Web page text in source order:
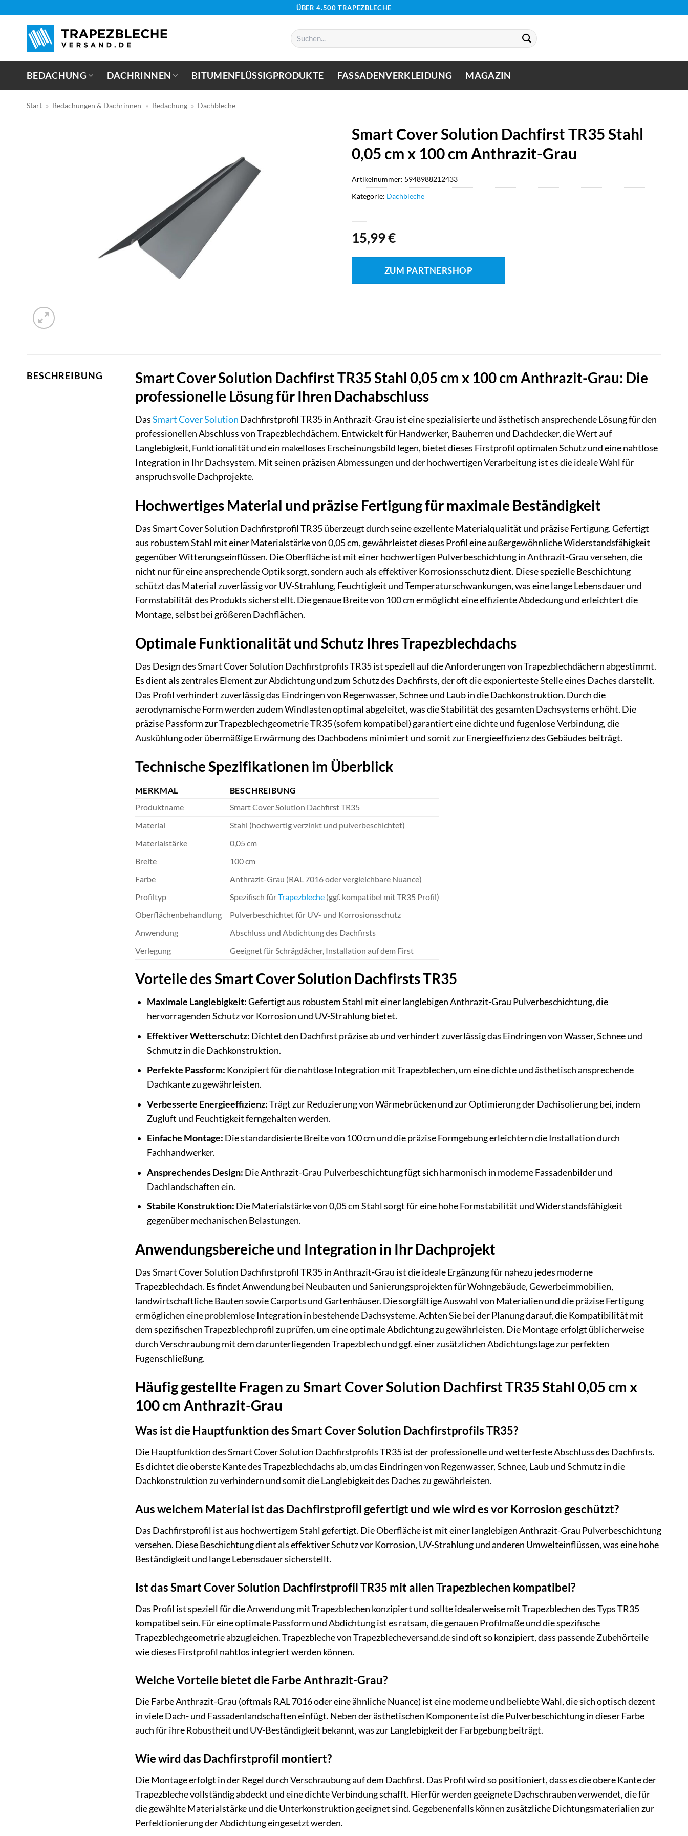
springen
ÜBER 4.500 TRAPEZBLECHE
Suchen
nach:
BEDACHUNG DACHRINNEN BITUMENFLÜSSIGPRODUKTE FASSADENVERKLEIDUNG MAGAZIN
Start » Bedachungen & Dachrinnen » Bedachung » Dachbleche
Smart Cover Solution Dachfirst TR35 Stahl
0,05 cm x 100 cm Anthrazit-Grau
15,99€
ZUM PARTNERSHOP
Artikelnummer: 5948988212433
Kategorie: Dachbleche
BESCHREIBUNG
Smart Cover Solution Dachfirst TR35 Stahl 0,05 cm x 100 cm Anthrazit-Grau: Die
professionelle Lösung für Ihren Dachabschluss
DasSmart Cover Solution Dachfirstprofil TR35 in Anthrazit-Grau ist eine spezialisierte und ästhetisch ansprechende Lösung für den
professionellen Abschluss von Trapezblechdächern. Entwickelt für Handwerker, Bauherren und Dachdecker, die Wert auf
Langlebigkeit, Funktionalität und ein makelloses Erscheinungsbild legen, bietet dieses Firstprofil optimalen Schutz und eine nahtlose
Integration in Ihr Dachsystem. Mit seinen präzisen Abmessungen und der hochwertigen Verarbeitung ist es die ideale Wahl für
anspruchsvolle Dachprojekte.
Hochwertiges Material und präzise Fertigung für maximale Beständigkeit
Das Smart Cover Solution Dachfirstprofil TR35 überzeugt durch seine exzellente Materialqualität und präzise Fertigung. Gefertigt
aus robustem Stahl mit einer Materialstärke von 0,05 cm, gewährleistet dieses Profil eine außergewöhnliche Widerstandsfähigkeit
gegenüber Witterungseinflüssen. Die Oberfläche ist mit einer hochwertigen Pulverbeschichtung in Anthrazit-Grau versehen, die
nicht nur für eine ansprechende Optik sorgt, sondern auch als effektiver Korrosionsschutz dient. Diese spezielle Beschichtung
schützt das Material zuverlässig vor UV-Strahlung, Feuchtigkeit und Temperaturschwankungen, was eine lange Lebensdauer und
Formstabilität des Produkts sicherstellt. Die genaue Breite von 100 cm ermöglicht eine effiziente Abdeckung und erleichtert die
Montage, selbst bei größeren Dachflächen.
Optimale Funktionalität und Schutz Ihres Trapezblechdachs
Das Design des Smart Cover Solution Dachfirstprofils TR35 ist speziell auf die Anforderungen von Trapezblechdächern abgestimmt.
Es dient als zentrales Element zur Abdichtung und zum Schutz des Dachfirsts, der oft die exponierteste Stelle eines Daches darstellt.
Das Profil verhindert zuverlässig das Eindringen von Regenwasser, Schnee und Laub in die Dachkonstruktion. Durch die
aerodynamische Form werden zudem Windlasten optimal abgeleitet, was die Stabilität des gesamten Dachsystems erhöht. Die
präzise Passform zur Trapezblechgeometrie TR35 (sofern kompatibel) garantiert eine dichte und fugenlose Verbindung, die
Auskühlung oder übermäßige Erwärmung des Dachbodens minimiert und somit zur Energieeffizienz des Gebäudes beiträgt.
Technische Spezifikationen im Überblick
MERKMAL
BESCHREIBUNG
Produktname
Smart Cover Solution Dachfirst TR35
Material
Stahl (hochwertig verzinkt und pulverbeschichtet)
Materialstärke
0,05 cm
Breite
100 cm
Farbe
Anthrazit-Grau (RAL 7016 oder vergleichbare Nuance)
Profiltyp
Spezifisch fürTrapezbleche(ggf. kompatibel mit TR35 Profil)
Oberflächenbehandlung
Pulverbeschichtet für UV- und Korrosionsschutz
Anwendung
Abschluss und Abdichtung des Dachfirsts
Verlegung
Geeignet für Schrägdächer, Installation auf dem First
Vorteile des Smart Cover Solution Dachfirsts TR35
Maximale Langlebigkeit:Gefertigt aus robustem Stahl mit einer langlebigen Anthrazit-Grau Pulverbeschichtung, die
hervorragenden Schutz vor Korrosion und UV-Strahlung bietet.
Effektiver Wetterschutz: Dichtet den Dachfirst präzise ab und verhindert zuverlässig das Eindringen von Wasser, Schnee und
Schmutz in die Dachkonstruktion.
Perfekte Passform: Konzipiert für die nahtlose Integration mit Trapezblechen, um eine dichte und ästhetisch ansprechende
Dachkante zu gewährleisten.
Verbesserte Energieeffizienz:Trägt zur Reduzierung von Wärmebrücken und zur Optimierung der Dachisolierung bei, indem
Zugluft und Feuchtigkeit ferngehalten werden.
Einfache Montage: Die standardisierte Breite von 100 cm und die präzise Formgebung erleichtern die Installation durch
Fachhandwerker.
Ansprechendes Design: Die Anthrazit-Grau Pulverbeschichtung fügt sich harmonisch in moderne Fassadenbilder und
Dachlandschaften ein.
Stabile Konstruktion: Die Materialstärke von 0,05 cm Stahl sorgt für eine hohe Formstabilität und Widerstandsfähigkeit
gegenüber mechanischen Belastungen.
Anwendungsbereiche und Integration in Ihr Dachprojekt
Das Smart Cover Solution Dachfirstprofil TR35 in Anthrazit-Grau ist die ideale Ergänzung für nahezu jedes moderne
Trapezblechdach. Es findet Anwendung bei Neubauten und Sanierungsprojekten für Wohngebäude, Gewerbeimmobilien,
landwirtschaftliche Bauten sowie Carports und Gartenhäuser. Die sorgfältige Auswahl von Materialien und die präzise Fertigung
ermöglichen eine problemlose Integration in bestehende Dachsysteme. Achten Sie bei der Planung darauf, die Kompatibilität mit
dem spezifischen Trapezblechprofil zu prüfen, um eine optimale Abdichtung zu gewährleisten. Die Montage erfolgt üblicherweise
durch Verschraubung mit dem darunterliegenden Trapezblech und ggf. einer zusätzlichen Abdichtungslage zur perfekten
Fugenschließung.
Häufig gestellte Fragen zu Smart Cover Solution Dachfirst TR35 Stahl 0,05 cm x
100 cm Anthrazit-Grau
Was ist die Hauptfunktion des Smart Cover Solution Dachfirstprofils TR35?
Die Hauptfunktion des Smart Cover Solution Dachfirstprofils TR35 ist der professionelle und wetterfeste Abschluss des Dachfirsts.
Es dichtet die oberste Kante des Trapezblechdachs ab, um das Eindringen von Regenwasser, Schnee, Laub und Schmutz in die
Dachkonstruktion zu verhindern und somit die Langlebigkeit des Daches zu gewährleisten.
Aus welchem Material ist das Dachfirstprofil gefertigt und wie wird es vor Korrosion geschützt?
Das Dachfirstprofil ist aus hochwertigem Stahl gefertigt. Die Oberfläche ist mit einer langlebigen Anthrazit-Grau Pulverbeschichtung
versehen. Diese Beschichtung dient als effektiver Schutz vor Korrosion, UV-Strahlung und anderen Umwelteinflüssen, was eine hohe
Beständigkeit und lange Lebensdauer sicherstellt.
Ist das Smart Cover Solution Dachfirstprofil TR35 mit allen Trapezblechen kompatibel?
Das Profil ist speziell für die Anwendung mit Trapezblechen konzipiert und sollte idealerweise mit Trapezblechen des Typs TR35
kompatibel sein. Für eine optimale Passform und Abdichtung ist es ratsam, die genauen Profilmaße und die spezifische
Trapezblechgeometrie abzugleichen. Trapezbleche von Trapezblecheversand.de sind oft so konzipiert, dass passende Zubehörteile
wie dieses Firstprofil nahtlos integriert werden können.
Welche Vorteile bietet die Farbe Anthrazit-Grau?
Die Farbe Anthrazit-Grau (oftmals RAL 7016 oder eine ähnliche Nuance) ist eine moderne und beliebte Wahl, die sich optisch dezent
in viele Dach- und Fassadenlandschaften einfügt. Neben der ästhetischen Komponente ist die Pulverbeschichtung in dieser Farbe
auch für ihre Robustheit und UV-Beständigkeit bekannt, was zur Langlebigkeit der Farbgebung beiträgt.
Wie wird das Dachfirstprofil montiert?
Die Montage erfolgt in der Regel durch Verschraubung auf dem Dachfirst. Das Profil wird so positioniert, dass es die obere Kante der
Trapezbleche vollständig abdeckt und eine dichte Verbindung schafft. Hierfür werden geeignete Dachschrauben verwendet, die für
die gewählte Materialstärke und die Unterkonstruktion geeignet sind. Gegebenenfalls können zusätzliche Dichtungsmaterialien zur
Perfektionierung der Abdichtung eingesetzt werden.